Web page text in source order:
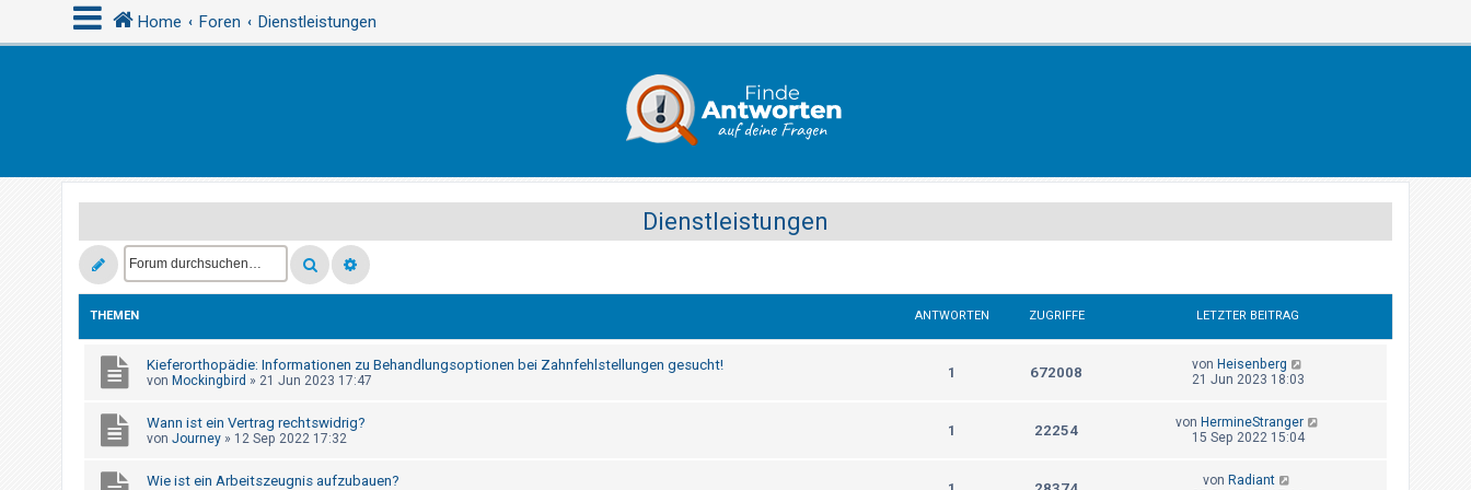
Home Foren Dienstleistungen
Dienstleistungen
THEMEN ANTWORTEN ZUGRIFFE LETZTER BEITRAG
Kieferorthopädie: Informationen zu Behandlungsoptionen bei Zahnfehlstellungen gesucht!
von Mockingbird » 21 Jun 2023 17:47 1 672008 von Heisenberg
21 Jun 2023 18:03
Wann ist ein Vertrag rechtswidrig?
von Journey » 12 Sep 2022 17:32 1 22254 von HermineStranger
15 Sep 2022 15:04
Wie ist ein Arbeitszeugnis aufzubauen? von Radiant